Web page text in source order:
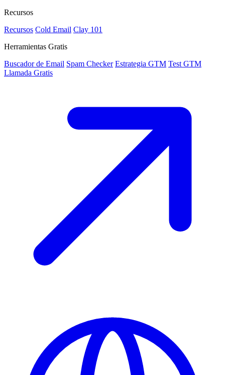
Recursos
Recursos Cold Email Clay 101
Herramientas Gratis
Buscador de Email Spam Checker Estrategia GTM Test GTM
Llamada Gratis